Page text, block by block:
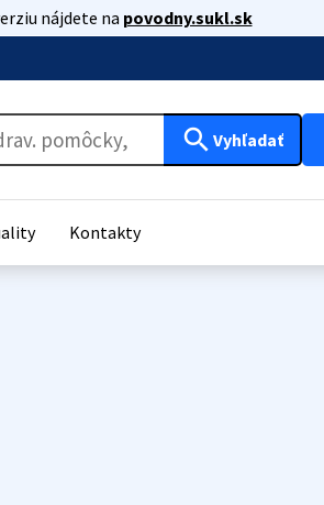
nájdete na povodny.sukl.sk
search Vyhľadať
Kontakty